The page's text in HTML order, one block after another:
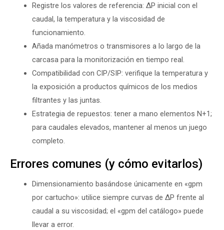
Registre los valores de referencia: ΔP inicial con el
caudal, la temperatura y la viscosidad de
funcionamiento.
Añada manómetros o transmisores a lo largo de la
carcasa para la monitorización en tiempo real.
Compatibilidad con CIP/SIP: verifique la temperatura y
la exposición a productos químicos de los medios
filtrantes y las juntas.
Estrategia de repuestos: tener a mano elementos N+1;
para caudales elevados, mantener al menos un juego
completo.
Errores comunes (y cómo evitarlos)
Dimensionamiento basándose únicamente en «gpm
por cartucho»: utilice siempre curvas de ΔP frente al
caudal a su viscosidad; el «gpm del catálogo» puede
llevar a error.